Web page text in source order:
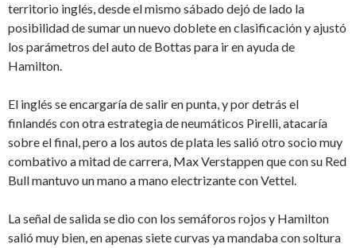
territorio inglés, desde el mismo sábado dejó de lado la
posibilidad de sumar un nuevo doblete en clasificación y ajustó
los parámetros del auto de Bottas para ir en ayuda de
Hamilton.
El inglés se encargaría de salir en punta, y por detrás el
finlandés con otra estrategia de neumáticos Pirelli, atacaría
sobre el final, pero a los autos de plata les salió otro socio muy
combativo a mitad de carrera, Max Verstappen que con su Red
Bull mantuvo un mano a mano electrizante con Vettel.
La señal de salida se dio con los semáforos rojos y Hamilton
salió muy bien, en apenas siete curvas ya mandaba con soltura